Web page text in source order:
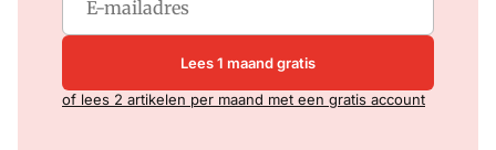
Lees 1 maand gratis
of lees 2 artikelen per maand met een gratis account